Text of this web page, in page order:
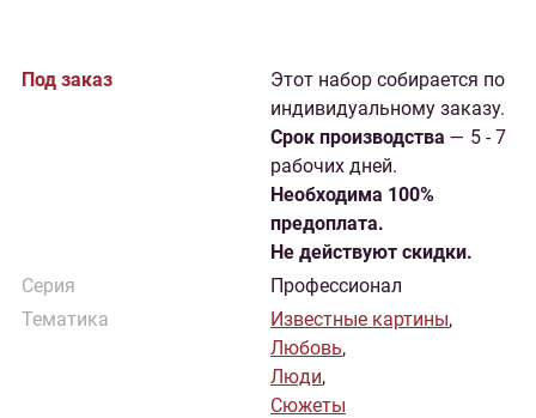
Под заказ
Этот набор собирается по
индивидуальному заказу.
Cрок производства — 5 - 7
рабочих дней.
Необходима 100%
предоплата.
Не действуют скидки.
Серия
Профессионал
Тематика
Известные картины,
Любовь,
Люди,
Сюжеты